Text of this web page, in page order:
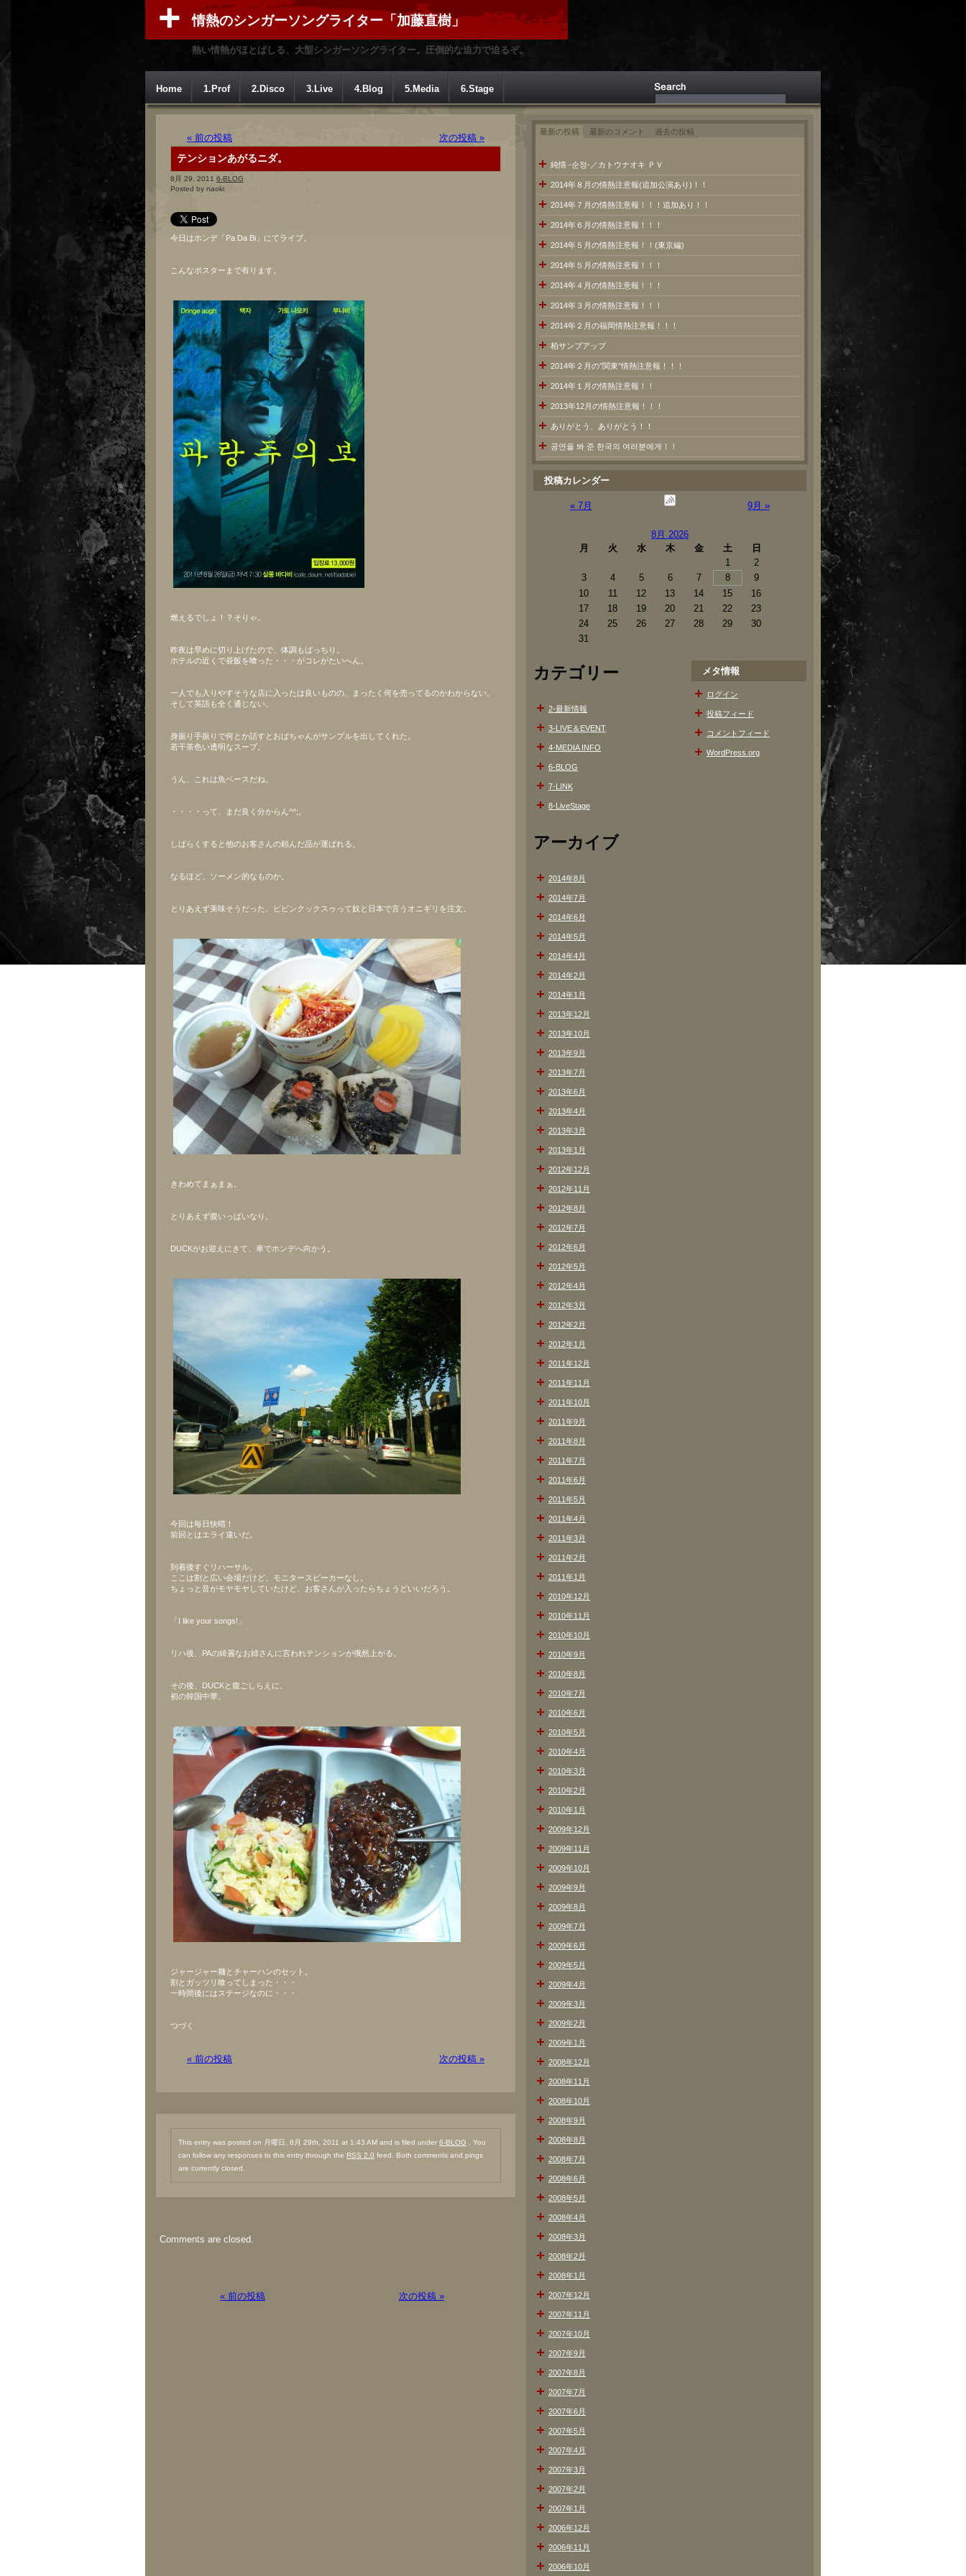
情熱のシンガーソングライター「加藤直樹」
熱い情熱がほとばしる、大型シンガーソングライター。圧倒的な迫力で迫るぞ。
Home 1.Prof 2.Disco 3.Live 4.Blog 5.Media 6.Stage
« 前の投稿 次の投稿 »
テンションあがるニダ。
8月 29, 2011 6-BLOG
Posted by naoki
今日はホンデ「Pa Da Bi」にてライブ。
こんなポスターまで有ります。
燃えるでしょ！？そりゃ。
昨夜は早めに切り上げたので、体調もばっちり。
ホテルの近くで昼飯を喰った・・・がコレがたいへん。
一人でも入りやすそうな店に入ったは良いものの、まったく何を売ってるのかわからない。
そして英語も全く通じない。
身振り手振りで何とか話すとおばちゃんがサンプルを出してくれた。
若干茶色い透明なスープ。
うん、これは魚ベースだね。
・・・・って、まだ良く分からん^^;。
しばらくすると他のお客さんの頼んだ品が運ばれる。
なるほど、ソーメン的なものか。
とりあえず美味そうだった、ビビンクックスゥって奴と日本で言うオニギリを注文。
きわめてまぁまぁ。
とりあえず腹いっぱいなり。
DUCKがお迎えにきて、車でホンデへ向かう。
今回は毎日快晴！
前回とはエライ違いだ。
到着後すぐリハーサル。
ここは割と広い会場だけど、モニタースピーカーなし。
ちょっと音がモヤモヤしていたけど、お客さんが入ったらちょうどいいだろう。
「I like your songs!」
リハ後、PAの綺麗なお姉さんに言われテンションが俄然上がる。
その後、DUCKと腹ごしらえに。
初の韓国中華。
ジャージャー麺とチャーハンのセット。
割とガッツリ喰ってしまった・・・
一時間後にはステージなのに・・・
つづく
« 前の投稿 次の投稿 »
This entry was posted on 月曜日, 8月 29th, 2011 at 1:43 AM and is filed under 6-BLOG . You
can follow any responses to this entry through the RSS 2.0 feed. Both comments and pings
are currently closed.
Comments are closed.
« 前の投稿 次の投稿 »
最新の投稿 最新のコメント 過去の投稿
純情 -순정-／カトウナオキ ＰＶ
2014年８月の情熱注意報(追加公演あり)！！
2014年７月の情熱注意報！！！追加あり！！
2014年６月の情熱注意報！！！
2014年５月の情熱注意報！！(東京編)
2014年５月の情熱注意報！！！
2014年４月の情熱注意報！！！
2014年３月の情熱注意報！！！
2014年２月の福岡情熱注意報！！！
柏サンブアップ
2014年２月の”関東”情熱注意報！！！
2014年１月の情熱注意報！！
2013年12月の情熱注意報！！！
ありがとう、ありがとう！！
공연을 봐 준 한국의 여러분에게！！
投稿カレンダー
« 7月 9月 »
8月 2026
月
火 水 木 金 土
日
1
2
3
4 5 6 7 8
9
10
11 12 13 14 15
16
17
18 19 20 21 22
23
24
25 26 27 28 29
30
31
カテゴリー
2-最新情報
3-LIVE＆EVENT
4-MEDIA INFO
6-BLOG
7-LINK
8-LiveStage
アーカイブ
2014年8月
2014年7月
2014年6月
2014年5月
2014年4月
2014年2月
2014年1月
2013年12月
2013年10月
2013年9月
2013年7月
2013年6月
2013年4月
2013年3月
2013年1月
2012年12月
2012年11月
2012年8月
2012年7月
2012年6月
2012年5月
2012年4月
2012年3月
2012年2月
2012年1月
2011年12月
2011年11月
2011年10月
2011年9月
2011年8月
2011年7月
2011年6月
2011年5月
2011年4月
2011年3月
2011年2月
2011年1月
2010年12月
2010年11月
2010年10月
2010年9月
2010年8月
2010年7月
2010年6月
2010年5月
2010年4月
2010年3月
2010年2月
2010年1月
2009年12月
2009年11月
2009年10月
2009年9月
2009年8月
2009年7月
2009年6月
2009年5月
2009年4月
2009年3月
2009年2月
2009年1月
2008年12月
2008年11月
2008年10月
2008年9月
2008年8月
2008年7月
2008年6月
2008年5月
2008年4月
2008年3月
2008年2月
2008年1月
2007年12月
2007年11月
2007年10月
2007年9月
2007年8月
2007年7月
2007年6月
2007年5月
2007年4月
2007年3月
2007年2月
2007年1月
2006年12月
2006年11月
2006年10月
メタ情報
ログイン
投稿フィード
コメントフィード
WordPress.org